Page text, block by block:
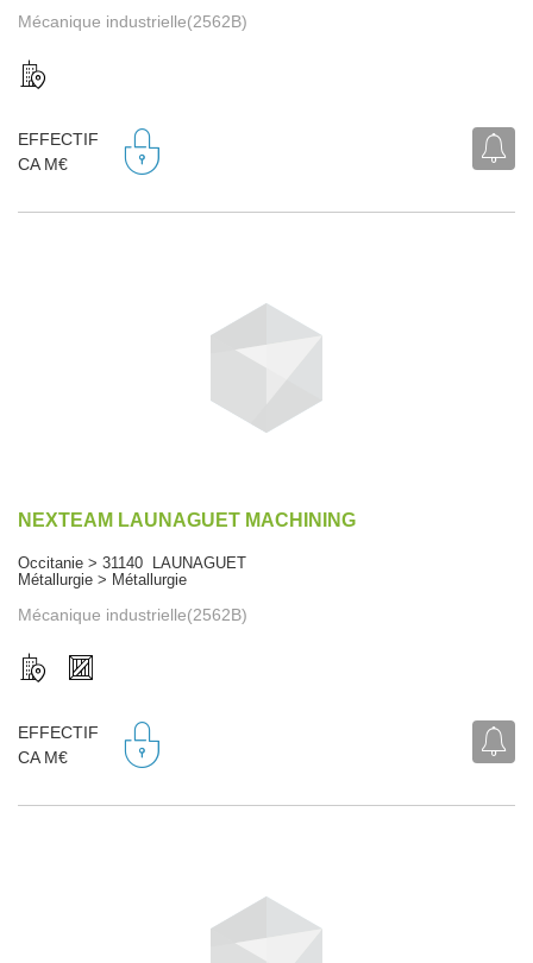
Mécanique industrielle(2562B)
EFFECTIF
CA M€
NEXTEAM LAUNAGUET MACHINING
Occitanie > 31140 LAUNAGUET
Métallurgie > Métallurgie
Mécanique industrielle(2562B)
EFFECTIF
CA M€